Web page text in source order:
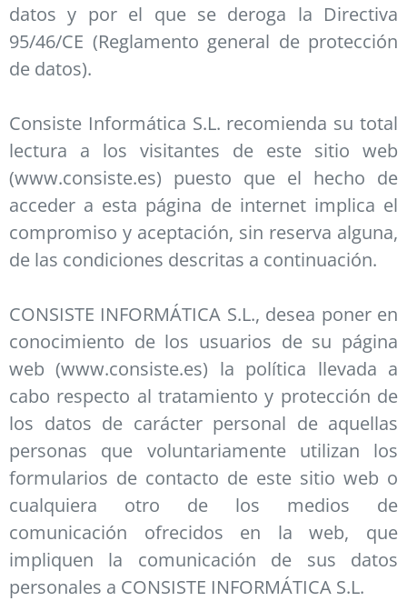
datos y por el que se deroga la Directiva
95/46/CE (Reglamento general de protección
de datos).
Consiste Informática S.L. recomienda su total
lectura a los visitantes de este sitio web
(www.consiste.es) puesto que el hecho de
acceder a esta página de internet implica el
compromiso y aceptación, sin reserva alguna,
de las condiciones descritas a continuación.
CONSISTE INFORMÁTICA S.L., desea poner en
conocimiento de los usuarios de su página
web (www.consiste.es) la política llevada a
cabo respecto al tratamiento y protección de
los datos de carácter personal de aquellas
personas que voluntariamente utilizan los
formularios de contacto de este sitio web o
cualquiera otro de los medios de
comunicación ofrecidos en la web, que
impliquen la comunicación de sus datos
personales a CONSISTE INFORMÁTICA S.L.